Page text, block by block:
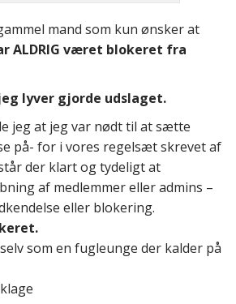
mand som kun ønsker at
ALDRIG været blokeret fra
lyver gjorde udslaget.
jeg at jeg var nødt til at sætte
på- for i vores regelsæt skrevet af
der klart og tydeligt at
af medlemmer eller admins –
eller blokering.
som en fugleunge der kalder på